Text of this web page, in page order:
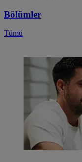
Bölümler
Tümü